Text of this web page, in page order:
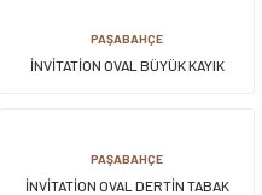
PAŞABAHÇE
İNVİTATİON OVAL BÜYÜK KAYIK
PAŞABAHÇE
İNVİTATİON OVAL DERTİN TABAK